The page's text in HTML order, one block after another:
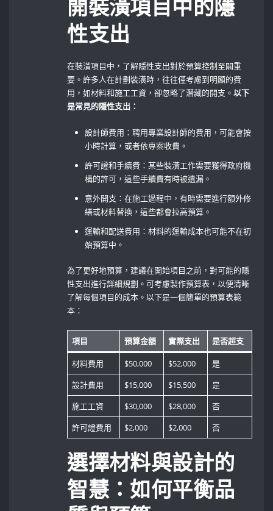
開裝潢項目中的隱
性支出
在裝潢項目中，了解隱性支出對於預算控制至關重
要。許多人在計劃裝潢時，往往僅考慮到明顯的費
用，如材料和施工工資，卻忽略了潛藏的開支。以下
是常見的隱性支出：
設計師費用：聘用專業設計師的費用，可能會按
小時計算，或者依專案收費。
許可證和手續費：某些裝潢工作需要獲得政府機
構的許可，這些手續費有時被遺漏。
意外開支：在施工過程中，有時需要進行額外修
繕或材料替換，這些都會拉高預算。
運輸和配送費用：材料的運輸成本也可能不在初
始預算中。
為了更好地預算，建議在開始項目之前，對可能的隱
性支出進行詳細規劃。可考慮製作預算表，以便清晰
了解每個項目的成本。以下是一個簡單的預算表範
本：
項目 預算金額 實際支出 是否超支
材料費用 $50,000 $52,000
是
設計費用
$15,000 $15,500
是
施工工資
$30,000 $28,000
否
許可證費用
$2,000 $2,000 否
選擇材料與設計的
智慧：如何平衡品